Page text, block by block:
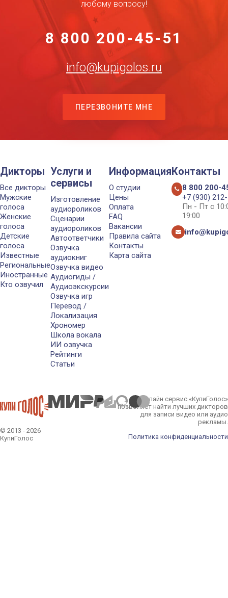
любому вопросу!
8 800 200-45-51
info@kupigolos.ru
ПЕРЕЗВОНИТЕ МНЕ
Дикторы
Все дикторы
Мужские
голоса
Женские
голоса
Детские
голоса
Известные
Региональные
Иностранные
Кто озвучил
Услуги и
сервисы
Изготовление
аудиороликов
Сценарии
аудиороликов
Автоответчики
Озвучка
аудиокниг
Озвучка видео
Аудиогиды /
Аудиоэкскурсии
Озвучка игр
Перевод /
Локализация
Хрономер
Школа вокала
ИИ озвучка
Рейтинги
Статьи
Информация
О студии
Цены
Оплата
FAQ
Вакансии
Правила сайта
Контакты
Карта сайта
Контакты
8 800 200-
+7 (930)
Пн - Пт с
19:00
© 2013 - 2026
КупиГолос
Онлайн сервис «КупиГолос»
позволяет найти лучших дикторов
для записи видео или аудио
рекламы.
Политика конфиденциальности